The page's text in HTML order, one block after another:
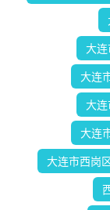
大
大连
大
大连
大连市西岗